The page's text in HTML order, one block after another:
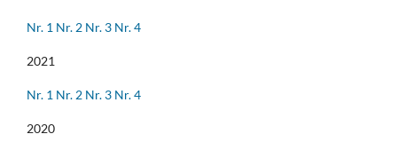
Nr. 1 Nr. 2 Nr. 3 Nr. 4
2021
Nr. 1 Nr. 2 Nr. 3 Nr. 4
2020